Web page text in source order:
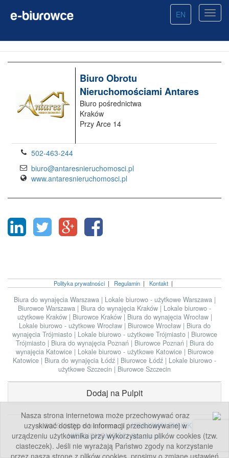
Nasza strona internetowa może przechowywać oraz
uzyskiwać dostęp do informacji przechowywanej w
urządzeniu użytkownika przy wykorzystaniu plików cookies (tzw.
ciasteczek). Jeśli nie wyrażają Państwo zgody na korzystanie
przez naszą stronę z plików cookies, prosimy o zmianę ustawień
EN
Biuro Obrotu
Nieruchomościami Antares
Biuro pośrednictwa
Kraków
Przy Arce 14
502-463-244
biuro@antaresnieruchomosci.pl
www.antaresnieruchomosci.pl
Polityka prywatności| Regulamin| Kontakt|
Biura do wynajęcia Warszawa | Lokale biurowo - użytkowe Warszawa |
Biurowce Warszawa | Biura do wynajęcia Kraków | Lokale biurowo -
użytkowe Kraków | Biurowce Kraków | Biura do wynajęcia Wrocław |
Lokale biurowo - użytkowe Wrocław | Biurowce Wrocław | Biura do
wynajęcia Trójmiasto | Lokale biurowo - użytkowe Trójmiasto | Biurowce
Trójmiasto | Biura do wynajęcia Poznań | Biurowce Poznań | Biura do
wynajęcia Katowice | Lokale biurowo - użytkowe Katowice | Biurowce
Katowice | Biura do wynajęcia Łódź | Biurowce Łódź | Lokale biurowo -
użytkowe Szczecin | Biurowce Szczecin
Dodaj na Pulpit
© 2009-2026 e-biurowce.pl |KRAJOWY RYNEK
NIERUCHOMOŚCI Sp. z o.o.